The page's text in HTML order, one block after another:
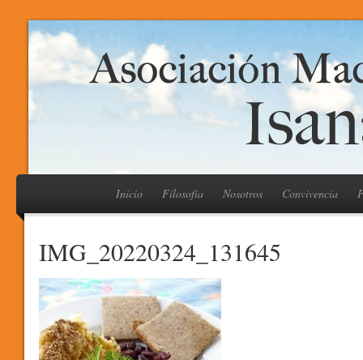
Inicio Filosofía Nosotros Convivencia
IMG_20220324_131645